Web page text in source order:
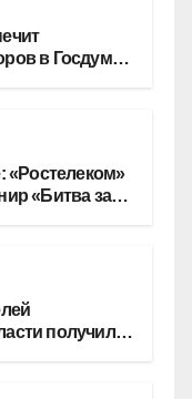
в Госдуму
«Ростелеком»
«Битва за
получили